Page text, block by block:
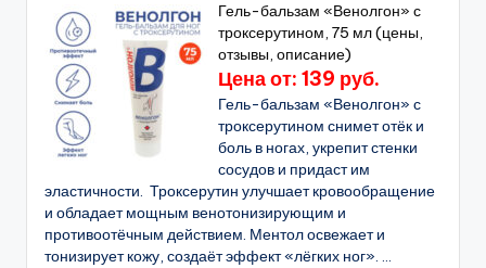
Гель-бальзам «Венолгон» с
троксерутином, 75 мл (цены,
отзывы, описание)
Цена от: 139 руб.
Гель-бальзам «Венолгон» с
троксерутином снимет отёк и
боль в ногах, укрепит стенки
сосудов и придаст им
эластичности. Троксерутин улучшает кровообращение
и обладает мощным венотонизирующим и
противоотёчным действием. Ментол освежает и
тонизирует кожу, создаёт эффект «лёгких ног». ...